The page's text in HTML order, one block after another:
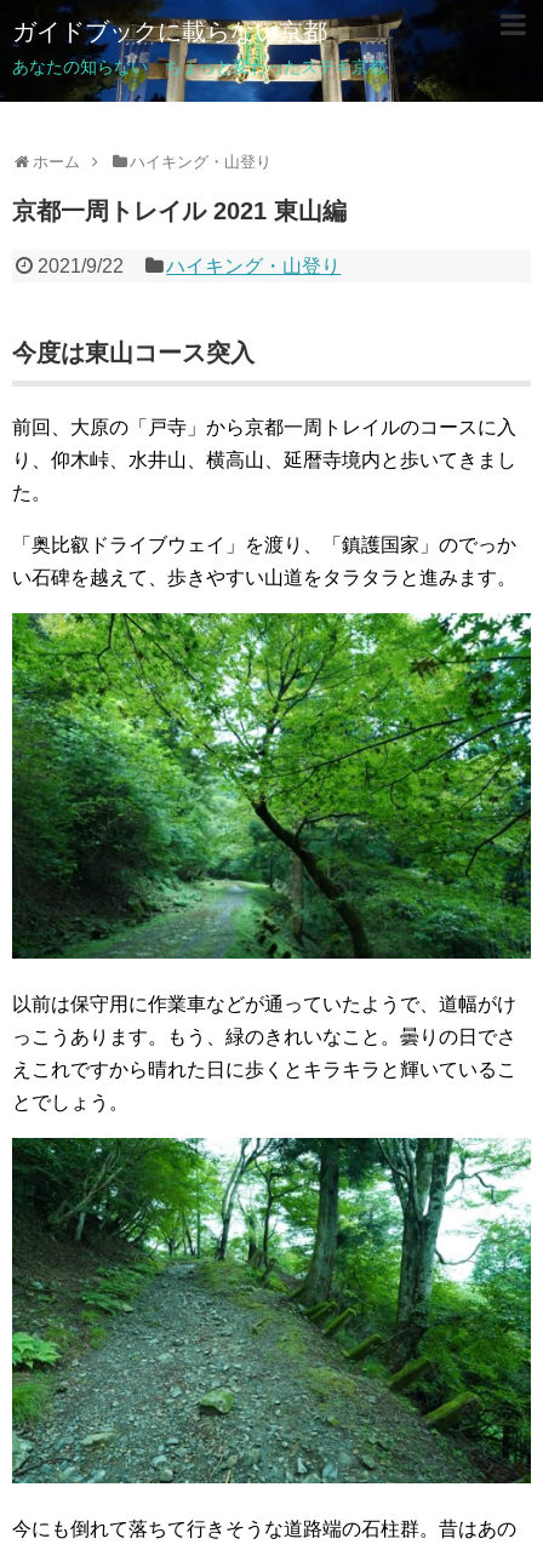
ガイドブックに載らない京都
あなたの知らない ちょっと変わったステキ京都
ホーム ハイキング・山登り
京都一周トレイル 2021 東山編
2021/9/22 ハイキング・山登り
今度は東山コース突入
前回、大原の「戸寺」から京都一周トレイルのコースに入
り、仰木峠、水井山、横高山、延暦寺境内と歩いてきまし
た。
「奥比叡ドライブウェイ」を渡り、「鎮護国家」のでっか
い石碑を越えて、歩きやすい山道をタラタラと進みます。
以前は保守用に作業車などが通っていたようで、道幅がけ
っこうあります。もう、緑のきれいなこと。曇りの日でさ
えこれですから晴れた日に歩くとキラキラと輝いているこ
とでしょう。
今にも倒れて落ちて行きそうな道路端の石柱群。昔はあの